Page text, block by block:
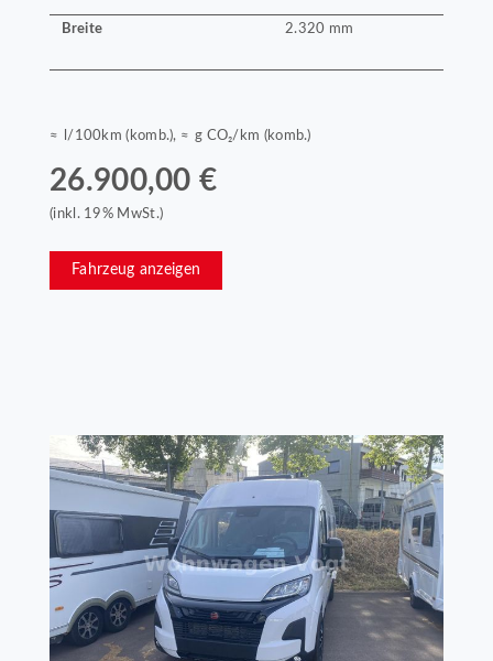
Breite 2.320 mm
≈ l/100km (komb.), ≈ g CO₂/km (komb.)
26.900,00 €
(inkl. 19% MwSt.)
Fahrzeug anzeigen